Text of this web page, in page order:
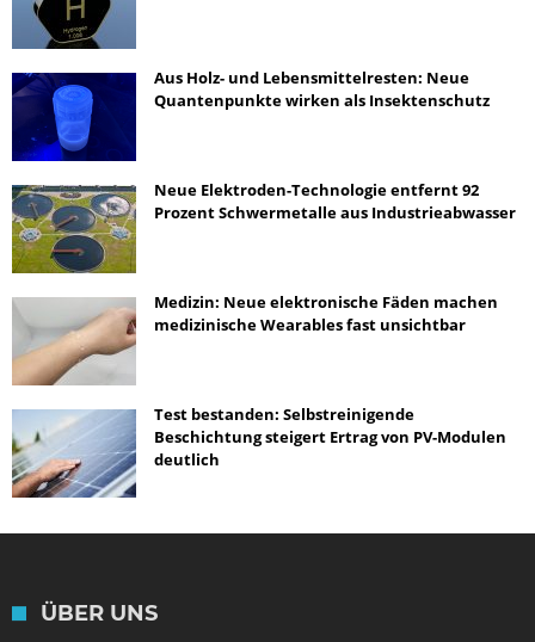
Aus Holz- und Lebensmittelresten: Neue
Quantenpunkte wirken als Insektenschutz
Neue Elektroden-Technologie entfernt 92
Prozent Schwermetalle aus Industrieabwasser
Medizin: Neue elektronische Fäden machen
medizinische Wearables fast unsichtbar
Test bestanden: Selbstreinigende
Beschichtung steigert Ertrag von PV-Modulen
deutlich
ÜBER UNS